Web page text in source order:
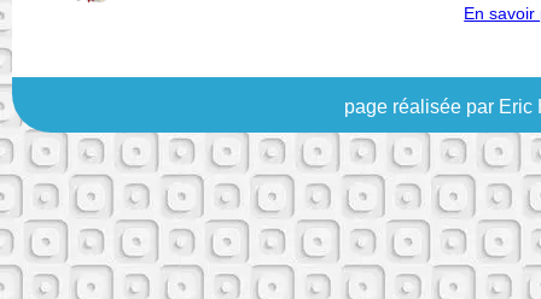
En savoir
page réalisée par